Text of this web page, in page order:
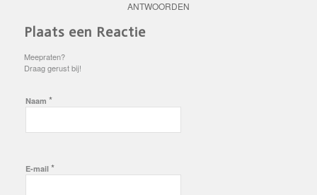
ANTWOORDEN
Plaats een Reactie
Meepraten?
Draag gerust bij!
Naam *
E-mail *